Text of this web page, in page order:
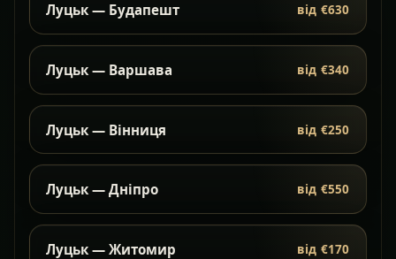
Луцьк — Будапешт від €630
Луцьк — Варшава від €340
Луцьк — Вінниця від €250
Луцьк — Дніпро від €550
Луцьк — Житомир від €170